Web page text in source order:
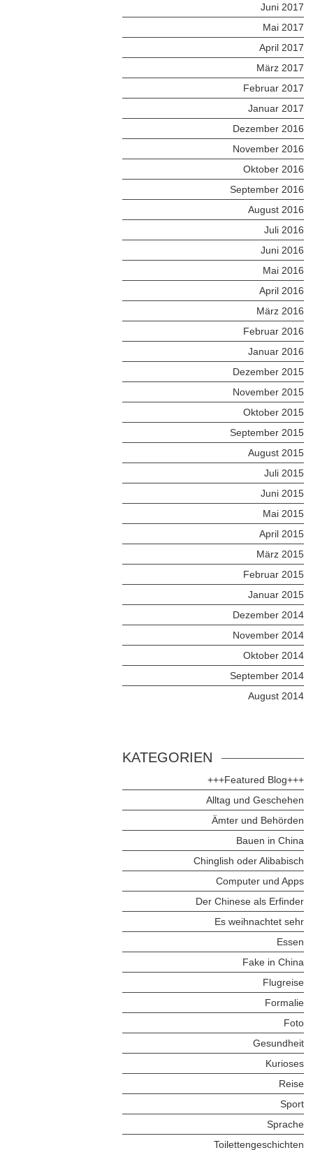
Juni 2017
Mai 2017
April 2017
März 2017
Februar 2017
Januar 2017
Dezember 2016
November 2016
Oktober 2016
September 2016
August 2016
Juli 2016
Juni 2016
Mai 2016
April 2016
März 2016
Februar 2016
Januar 2016
Dezember 2015
November 2015
Oktober 2015
September 2015
August 2015
Juli 2015
Juni 2015
Mai 2015
April 2015
März 2015
Februar 2015
Januar 2015
Dezember 2014
November 2014
Oktober 2014
September 2014
August 2014
KATEGORIEN
+++Featured Blog+++
Alltag und Geschehen
Ämter und Behörden
Bauen in China
Chinglish oder Alibabisch
Computer und Apps
Der Chinese als Erfinder
Es weihnachtet sehr
Essen
Fake in China
Flugreise
Formalie
Foto
Gesundheit
Kurioses
Reise
Sport
Sprache
Toilettengeschichten